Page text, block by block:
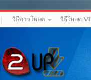
วิธีดาวโหลด วิธีโหลด